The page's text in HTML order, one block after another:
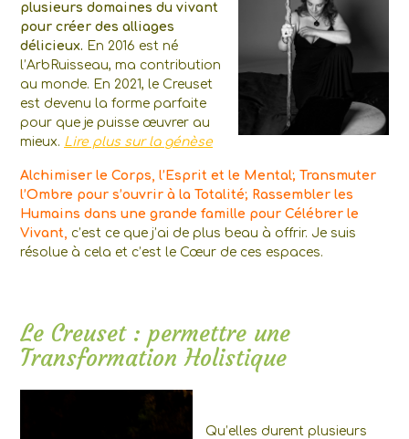
plusieurs domaines du vivant
pour créer des alliages
délicieux. En 2016 est né
l’ArbRuisseau, ma contribution
au monde. En 2021, le Creuset
est devenu la forme parfaite
pour que je puisse œuvrer au
mieux. Lire plus sur la génèse
Alchimiser le Corps, l’Esprit et le Mental; Transmuter
l’Ombre pour s’ouvrir à la Totalité; Rassembler les
Humains dans une grande famille pour Célébrer le
Vivant,
c’est ce que j’ai de plus beau à offrir. Je suis
résolue à cela et c’est le Cœur de ces espaces.
Le Creuset : permettre une
Transformation Holistique
Qu’elles durent plusieurs